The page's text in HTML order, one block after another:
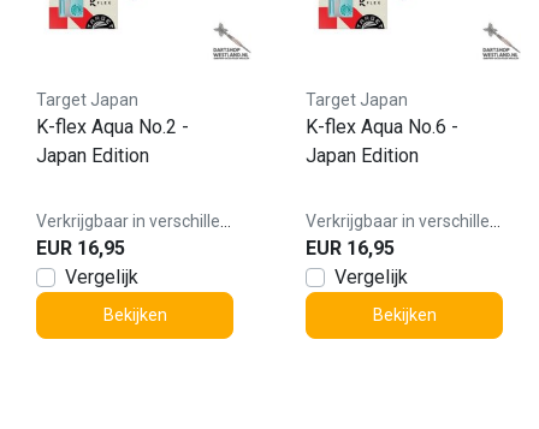
Target Japan
K-flex Aqua No.2 -
Japan Edition
EUR 16,95
Vergelijk
Bekijken
Target Japan
K-flex Aqua No.6 -
Japan Edition
EUR 16,95
Vergelijk
Bekijken